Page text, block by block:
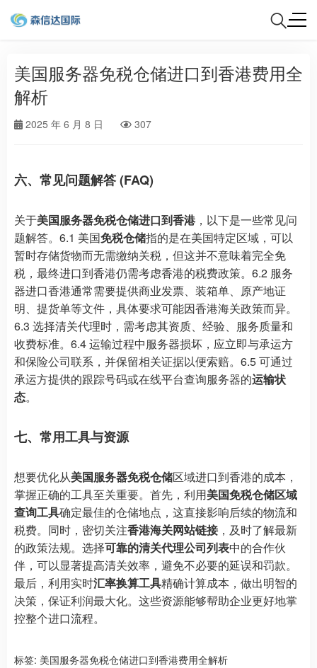
美国服务器免税仓储进口到香港费用全
解析
2025 年 6 月 8 日 307
六、常见问题解答 (FAQ)
关于美国服务器免税仓储进口到香港，以下是一些常见问
题解答。6.1 美国免税仓储指的是在美国特定区域，可以
暂时存储货物而无需缴纳关税，但这并不意味着完全免
税，最终进口到香港仍需考虑香港的税费政策。6.2 服务
器进口香港通常需要提供商业发票、装箱单、原产地证
明、提货单等文件，具体要求可能因香港海关政策而异。
6.3 选择清关代理时，需考虑其资质、经验、服务质量和
收费标准。6.4 运输过程中服务器损坏，应立即与承运方
和保险公司联系，并保留相关证据以便索赔。6.5 可通过
承运方提供的跟踪号码或在线平台查询服务器的运输状
态。
七、常用工具与资源
想要优化从美国服务器免税仓储区域进口到香港的成本，
掌握正确的工具至关重要。首先，利用美国免税仓储区域
查询工具确定最佳的仓储地点，这直接影响后续的物流和
税费。同时，密切关注香港海关网站链接，及时了解最新
的政策法规。选择可靠的清关代理公司列表中的合作伙
伴，可以显著提高清关效率，避免不必要的延误和罚款。
最后，利用实时汇率换算工具精确计算成本，做出明智的
决策，保证利润最大化。这些资源能够帮助企业更好地掌
控整个进口流程。
标签: 美国服务器免税仓储进口到香港费用全解析